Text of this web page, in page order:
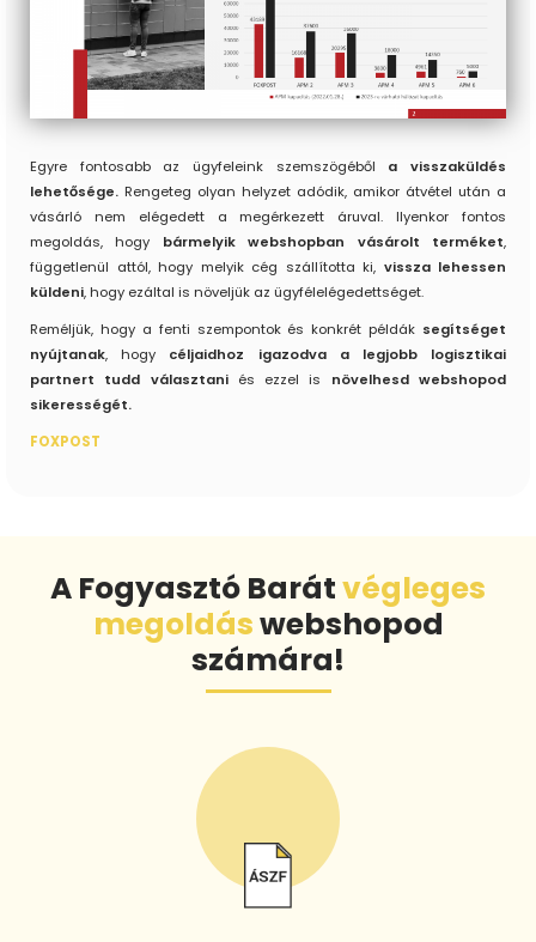
Egyre fontosabb az ügyfeleink szemszögéből a visszaküldés
lehetősége. Rengeteg olyan helyzet adódik, amikor átvétel után a
vásárló nem elégedett a megérkezett áruval. Ilyenkor fontos
megoldás, hogy bármelyik webshopban vásárolt terméket,
függetlenül attól, hogy melyik cég szállította ki, vissza lehessen
küldeni, hogy ezáltal is növeljük az ügyfélelégedettséget.
Reméljük, hogy a fenti szempontok és konkrét példák segítséget
nyújtanak, hogy céljaidhoz igazodva a legjobb logisztikai
partnert tudd választaniés ezzel is növelhesd webshopod
sikerességét.
FOXPOST
A Fogyasztó Barátvégleges
megoldáswebshopod
számára!